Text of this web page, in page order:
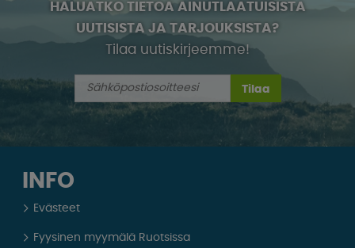
HALUATKO TIETOA AINUTLAATUISISTA
UUTISISTA JA TARJOUKSISTA?
Tilaa uutiskirjeemme!
Tilaa
INFO
Evästeet
Fyysinen myymälä Ruotsissa